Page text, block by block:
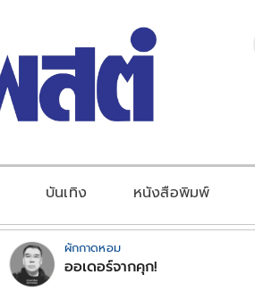
บันเทิง หนังสือพิมพ์
ผักกาดหอม
ออเดอร์จากคุก!